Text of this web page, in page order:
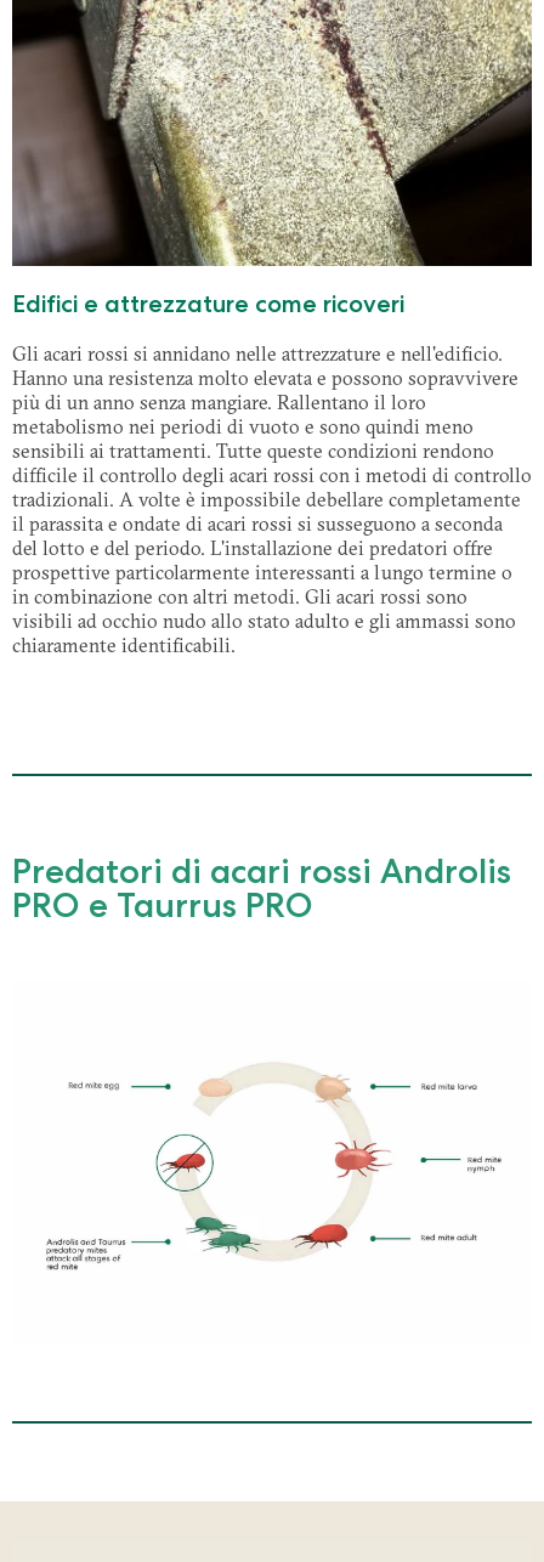
Edifici e attrezzature come ricoveri
Gli acari rossi si annidano nelle attrezzature e nell'edificio.
Hanno una resistenza molto elevata e possono sopravvivere
più di un anno senza mangiare. Rallentano il loro
metabolismo nei periodi di vuoto e sono quindi meno
sensibili ai trattamenti. Tutte queste condizioni rendono
difficile il controllo degli acari rossi con i metodi di controllo
tradizionali. A volte è impossibile debellare completamente
il parassita e ondate di acari rossi si susseguono a seconda
del lotto e del periodo. L'installazione dei predatori offre
prospettive particolarmente interessanti a lungo termine o
in combinazione con altri metodi. Gli acari rossi sono
visibili ad occhio nudo allo stato adulto e gli ammassi sono
chiaramente identificabili.
Predatori di acari rossi Androlis
PRO e Taurrus PRO